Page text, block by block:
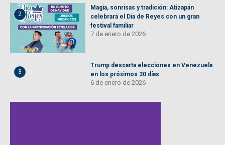
2
Magia, sonrisas y tradición: Atizapán
celebrará el Día de Reyes con un gran
festival familiar
7 de enero de 2026
3
Trump descarta elecciones en Venezuela
en los próximos 30 días
6 de enero de 2026